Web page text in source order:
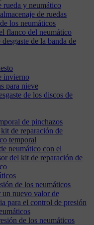
rueda y neumático
de ruedas
los neumáticos
flanco del neumático
de la banda de
invierno
para nieve
de los discos de
de pinchazos
de reparación de
temporal
neumático con el
del kit de reparación de
de los neumáticos
un nuevo valor de
para el control de presión
de los neumáticos